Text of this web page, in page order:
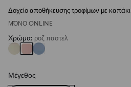
Δοχείο αποθήκευσης τροφίμων με καπάκι
ΜΌΝΟ ONLINE
Χρώμα: ροζ παστελ
Μέγεθος